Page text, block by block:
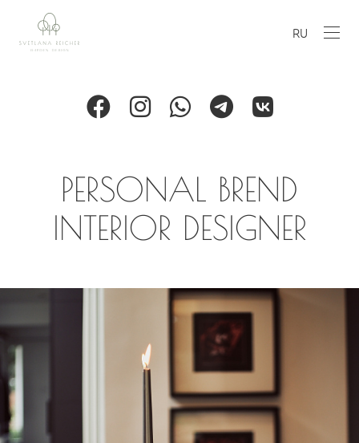
RU
PERSONAL BREND
INTERIOR DESIGNER